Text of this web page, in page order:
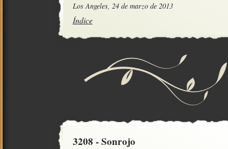
Los Angeles, 24 de marzo de 2013
Índice
3208 - Sonrojo